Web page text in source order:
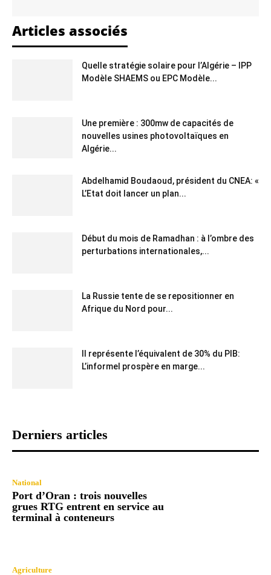
Articles associés
Quelle stratégie solaire pour l’Algérie – IPP
Modèle SHAEMS ou EPC Modèle...
Une première : 300mw de capacités de
nouvelles usines photovoltaïques en
Algérie...
Abdelhamid Boudaoud, président du CNEA: «
L’Etat doit lancer un plan...
Début du mois de Ramadhan : à l’ombre des
perturbations internationales,...
La Russie tente de se repositionner en
Afrique du Nord pour...
Il représente l’équivalent de 30% du PIB:
L’informel prospère en marge...
Derniers articles
National
Port d’Oran : trois nouvelles
grues RTG entrent en service au
terminal à conteneurs
Agriculture